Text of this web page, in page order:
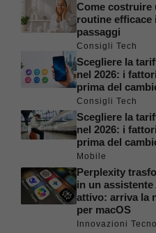
Come costruire
routine efficace
passaggi
Consigli Tech
Scegliere la
nel 2026: i
prima del
Consigli Tech
Scegliere la
nel 2026: i
prima del
Mobile
Perplexity
in un assistente
attivo: arriva la
per macOS
Innovazioni